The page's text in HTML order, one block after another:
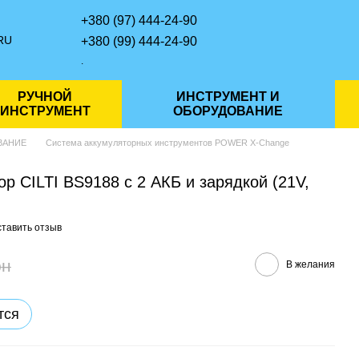
+380 (97) 444-24-90
+380 (99) 444-24-90
РУЧНОЙ
ИНСТРУМЕНТ
ИНСТРУМЕНТ И
ОБОРУДОВАНИЕ
Система аккумуляторных инструментов POWER X-Change
CILTI BS9188 с 2 АКБ и зарядкой (21V,
отзыв
В желания